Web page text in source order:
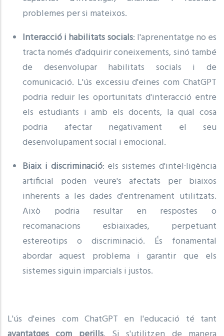
problemes per si mateixos.
Interacció i habilitats socials: l'aprenentatge no es
tracta només d'adquirir coneixements, sinó també
de desenvolupar habilitats socials i de
comunicació. L'ús excessiu d'eines com ChatGPT
podria reduir les oportunitats d'interacció entre
els estudiants i amb els docents, la qual cosa
podria afectar negativament el seu
desenvolupament social i emocional.
Biaix i discriminació: els sistemes d'intel·ligència
artificial poden veure's afectats per biaixos
inherents a les dades d'entrenament utilitzats.
Això podria resultar en respostes o
recomanacions esbiaixades, perpetuant
estereotips o discriminació. És fonamental
abordar aquest problema i garantir que els
sistemes siguin imparcials i justos.
L'ús d'eines com ChatGPT en l'educació té tant